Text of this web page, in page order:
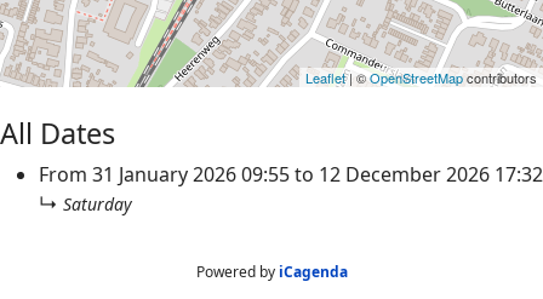
Leaflet| ©OpenStreetMapcontributors
All Dates
From 31 January 202609:55to 12 December 2026 17:32
↳ Saturday
Powered by iCagenda